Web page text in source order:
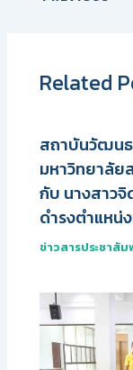
Related
สถาบันวัฒน
มหาวิทยาลัย
กับ นางสาว
ดำรงตำแหน่
ข่าวสารประชาสั